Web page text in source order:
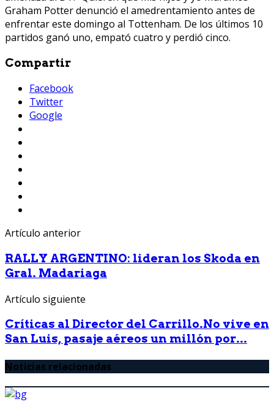
Graham Potter denunció el amedrentamiento antes de
enfrentar este domingo al Tottenham. De los últimos 10
partidos ganó uno, empató cuatro y perdió cinco.
Compartir
Facebook
Twitter
Google
Artículo anterior
RALLY ARGENTINO: lideran los Skoda en
Gral. Madariaga
Artículo siguiente
Críticas al Director del Carrillo.No vive en
San Luis, pasaje aéreos un millón por...
Noticias relacionadas